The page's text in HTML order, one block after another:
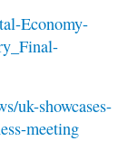
Economy-
uk-showcases-
meeting